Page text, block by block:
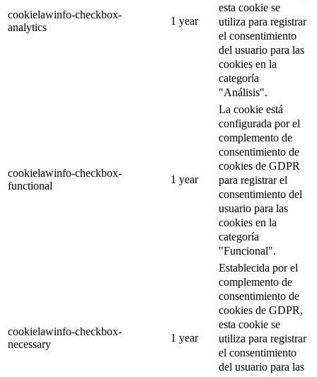
cookielawinfo-checkbox-
analytics
1 year
esta cookie se
utiliza para registrar
el consentimiento
del usuario para las
cookies en la
categoría
"Análisis".
cookielawinfo-checkbox-
functional
1 year
La cookie está
configurada por el
complemento de
consentimiento de
cookies de GDPR
para registrar el
consentimiento del
usuario para las
cookies en la
categoría
"Funcional".
cookielawinfo-checkbox-
necessary
1 year
Establecida por el
complemento de
consentimiento de
cookies de GDPR,
esta cookie se
utiliza para registrar
el consentimiento
del usuario para las